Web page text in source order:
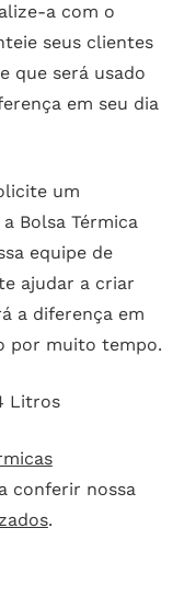
a com o
seus clientes
que será usado
em seu dia
um
Bolsa Térmica
equipe de
ajudar a criar
a diferença em
por muito tempo.
Litros
conferir nossa
.